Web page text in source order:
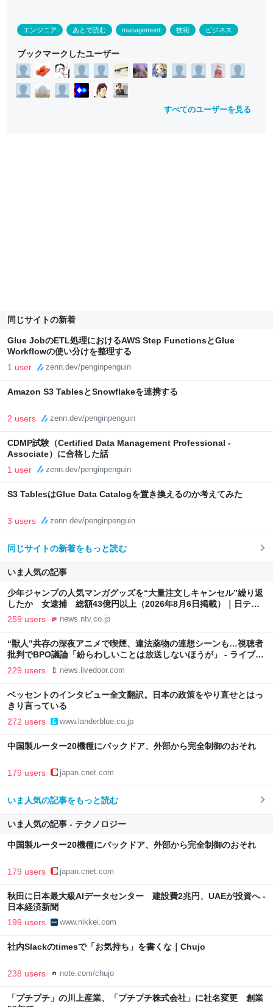
エンジニア あとで読む management 技術 ビジネス
ブックマークしたユーザー
すべてのユーザーを見る
同じサイトの新着
Glue JobのETL処理におけるAWS Step FunctionsとGlue
Workflowの使い分けを整理する
1 user zenn.dev/penginpenguin
Amazon S3 TablesとSnowflakeを連携する
2 users zenn.dev/penginpenguin
CDMP試験（Certified Data Management Professional -
Associate）に合格した話
1 user zenn.dev/penginpenguin
S3 TablesはGlue Data Catalogを置き換えるのか考えてみた
3 users zenn.dev/penginpenguin
同じサイトの新着をもっと読む
いま人気の記事
少年ジャンプの人気マンガグッズを“大量注文しキャンセル”繰り返
したか 女逮捕 総額43億円以上（2026年8月6日掲載）｜日テレ
NEWS NNN
259 users news.ntv.co.jp
“獣人”共存の深夜アニメで喫煙、違法薬物の連想シーンも…視聴者
批判でBPO議論「紛らわしいことは放送しないほうが」 - ライブド
アニュース
229 users news.livedoor.com
ベッセントのインタビュー全文翻訳。日本の政策をやり直せとはっ
きり言っている
272 users www.landerblue.co.jp
中国製ルーター20機種にバックドア、外部から完全制御のおそれ
179 users japan.cnet.com
いま人気の記事をもっと読む
いま人気の記事 - テクノロジー
中国製ルーター20機種にバックドア、外部から完全制御のおそれ
179 users japan.cnet.com
秋田に日本最大級AIデータセンター 建設費2兆円、UAEが投資へ -
日本経済新聞
199 users www.nikkei.com
社内Slackのtimesで「お気持ち」を書くな｜Chujo
238 users note.com/chujo
「プチプチ」の川上産業、「プチプチ株式会社」に社名変更 創業